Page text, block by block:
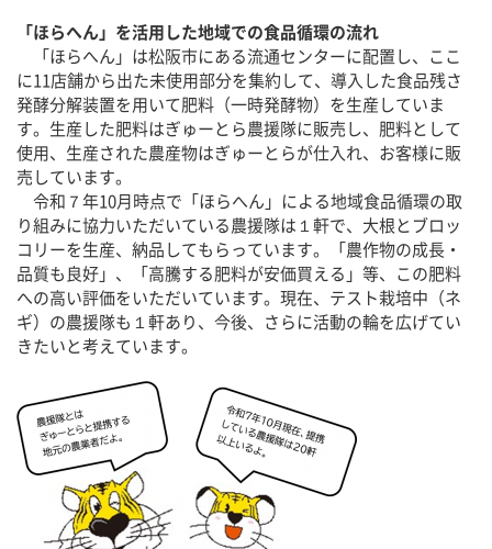
「ほらへん」を活用した地域での食品循環の流れ
「ほらへん」は松阪市にある流通センターに配置し、ここ
に11店舗から出た未使用部分を集約して、導入した食品残さ
発酵分解装置を用いて肥料（一時発酵物）を生産していま
す。生産した肥料はぎゅーとら農援隊に販売し、肥料として
使用、生産された農産物はぎゅーとらが仕入れ、お客様に販
売しています。
令和７年10月時点で「ほらへん」による地域食品循環の取
り組みに協力いただいている農援隊は１軒で、大根とブロッ
コリーを生産、納品してもらっています。「農作物の成長・
品質も良好」、「高騰する肥料が安価買える」等、この肥料
への高い評価をいただいています。現在、テスト栽培中（ネ
ギ）の農援隊も１軒あり、今後、さらに活動の輪を広げてい
きたいと考えています。